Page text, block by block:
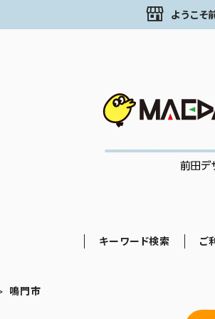
ようこそ
キーワード検索 ご
鳴門市